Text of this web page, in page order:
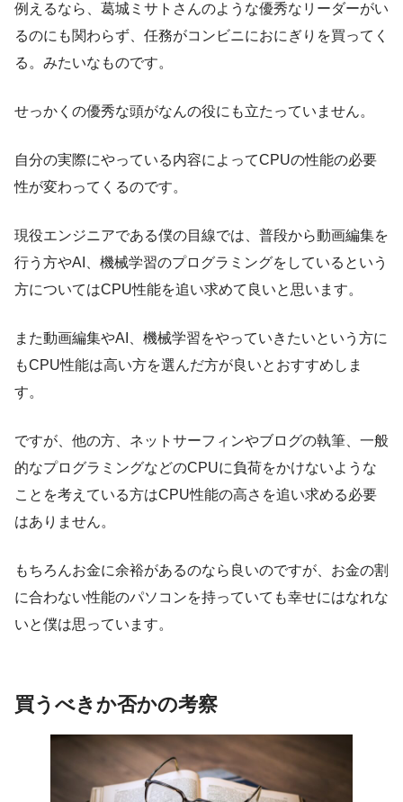
例えるなら、葛城ミサトさんのような優秀なリーダーがい
るのにも関わらず、任務がコンビニにおにぎりを買ってく
る。みたいなものです。
せっかくの優秀な頭がなんの役にも立たっていません。
自分の実際にやっている内容によってCPUの性能の必要
性が変わってくるのです。
現役エンジニアである僕の目線では、普段から動画編集を
行う方やAI、機械学習のプログラミングをしているという
方についてはCPU性能を追い求めて良いと思います。
また動画編集やAI、機械学習をやっていきたいという方に
もCPU性能は高い方を選んだ方が良いとおすすめしま
す。
ですが、他の方、ネットサーフィンやブログの執筆、一般
的なプログラミングなどのCPUに負荷をかけないような
ことを考えている方はCPU性能の高さを追い求める必要
はありません。
もちろんお金に余裕があるのなら良いのですが、お金の割
に合わない性能のパソコンを持っていても幸せにはなれな
いと僕は思っています。
買うべきか否かの考察